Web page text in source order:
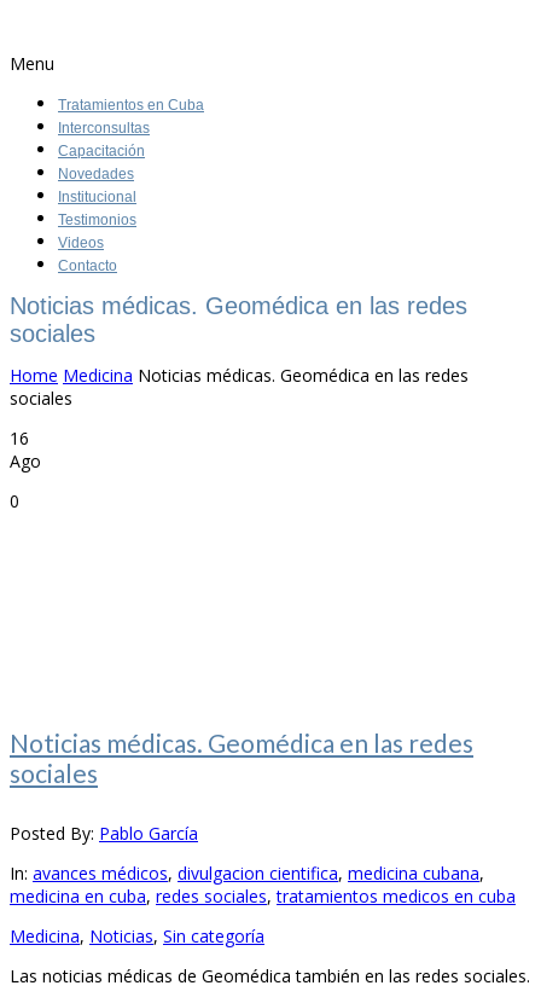
Menu
Tratamientos en Cuba
Interconsultas
Capacitación
Novedades
Institucional
Testimonios
Videos
Contacto
Noticias médicas. Geomédica en las redes
sociales
Home Medicina Noticias médicas. Geomédica en las redes
sociales
16
Ago
0
Noticias médicas. Geomédica en las redes
sociales
Posted By: Pablo García
In: avances médicos, divulgacion cientifica, medicina cubana,
medicina en cuba, redes sociales,tratamientos medicos en cuba
Medicina, Noticias, Sin categoría
Las noticias médicas de Geomédica también en las redes sociales.